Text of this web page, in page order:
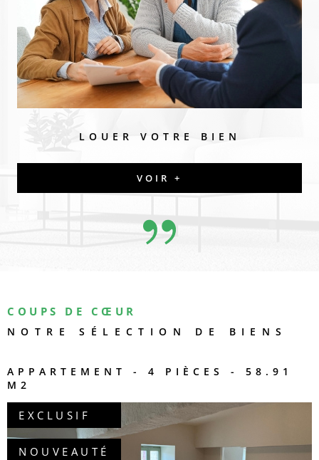
LOUER VOTRE BIEN
VOIR +
COUPS DE CŒUR
NOTRE SÉLECTION DE BIENS
APPARTEMENT - 4 PIÈCES - 58.91
M2
EXCLUSIF
NOUVEAUTÉ